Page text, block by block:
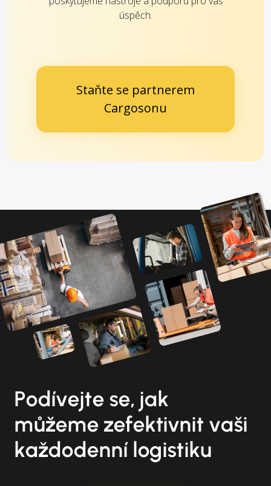
úspěch.
Staňte se partnerem
Cargosonu
Podívejte se, jak
můžeme zefektivnit vaši
každodenní logistiku